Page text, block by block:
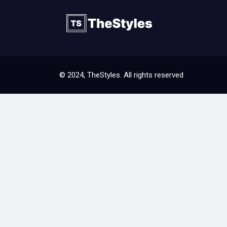
© 2024, TheStyles. All rights reserved